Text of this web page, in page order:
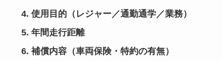
使用目的（レジャー／通勤通学／業務）
年間走行距離
補償内容（車両保険・特約の有無）